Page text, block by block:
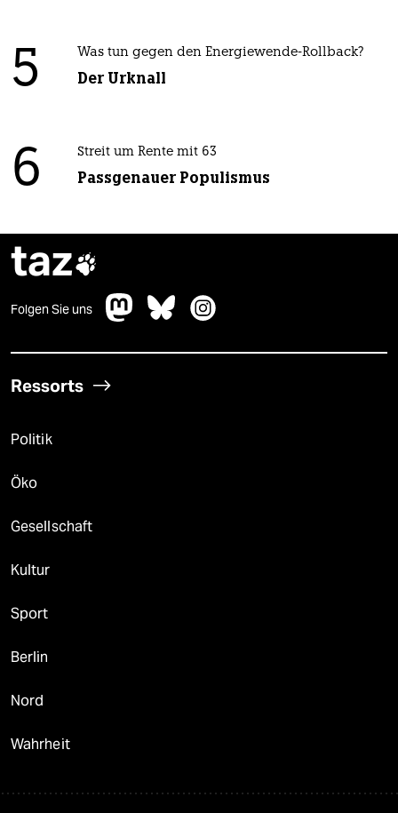
5 Was tun gegen den Energiewende-Rollback?
Der Urknall
6 Streit um Rente mit 63
Passgenauer Populismus
taz
Folgen Sie uns
Ressorts
Politik
Öko
Gesellschaft
Kultur
Sport
Berlin
Nord
Wahrheit